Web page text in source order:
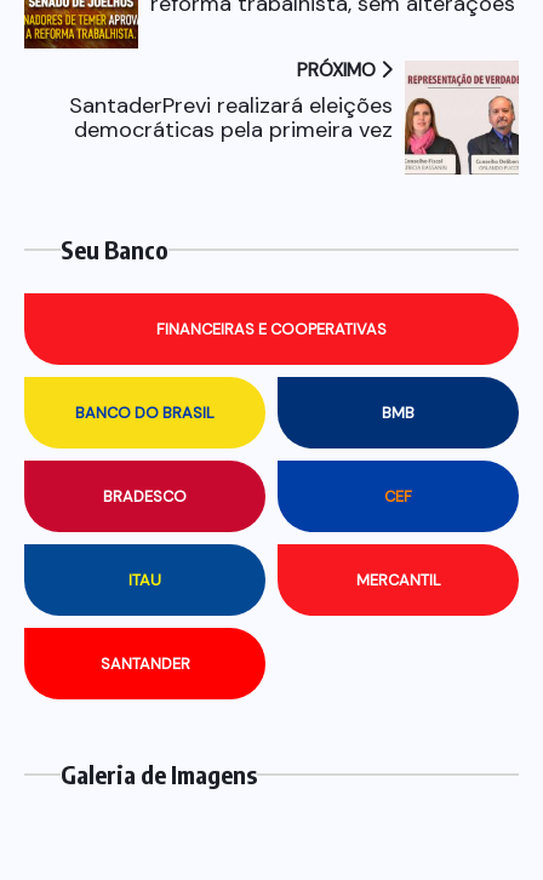
PRÓXIMO
SantaderPrevi realizará eleições
democráticas pela primeira vez
Seu Banco
BANCO DO BRASIL BMB
BRADESCO CEF
FINANCEIRAS E COOPERATIVAS
ITAU MERCANTIL
SANTANDER
Galeria de Imagens